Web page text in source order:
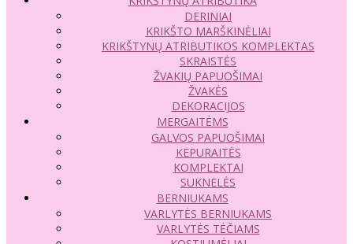
DERINIAI
KRIKŠTO MARŠKINĖLIAI
KRIKŠTYNŲ ATRIBUTIKOS KOMPLEKTAS
SKRAISTĖS
ŽVAKIŲ PAPUOŠIMAI
ŽVAKĖS
DEKORACIJOS
MERGAITĖMS
GALVOS PAPUOŠIMAI
KEPURAITĖS
KOMPLEKTAI
SUKNELĖS
BERNIUKAMS
VARLYTĖS BERNIUKAMS
VARLYTĖS TĖČIAMS